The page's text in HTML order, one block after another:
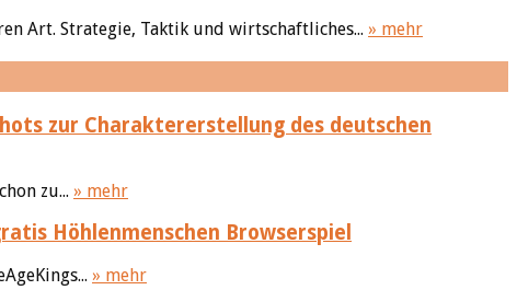
Art. Strategie, Taktik und wirtschaftliches... » mehr
zur Charaktererstellung des deutschen
zu... » mehr
Höhlenmenschen Browserspiel
» mehr